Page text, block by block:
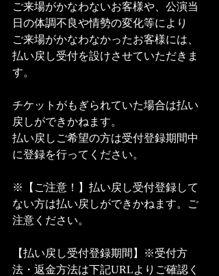
ご来場がかなわないお客様や、公演当
日の体調不良や情勢の変化等により
ご来場がかなわなかったお客様には、
払い戻し受付を設けさせていただきま
す。
チケットがもぎられていた場合は払い
戻しができかねます。
払い戻しご希望の方は受付登録期間中
に登録を行ってください。
※【ご注意！】払い戻し受付登録して
ない方は払い戻しができかねます。ご
注意ください。
【払い戻し受付登録期間】※受付方
法・返金方法は下記URLよりご確認く